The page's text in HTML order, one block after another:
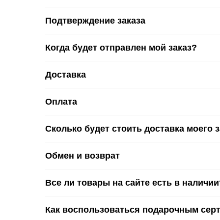
Подтверждение заказа
Когда будет отправлен мой заказ?
Доставка
Оплата
Сколько будет стоить доставка моего
Обмен и возврат
Все ли товары на сайте есть в
Как воспользоваться подарочным